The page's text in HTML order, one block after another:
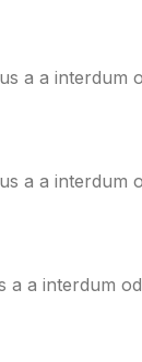
a a
a a
a interdum